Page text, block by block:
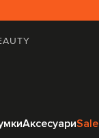
АксесуариSale